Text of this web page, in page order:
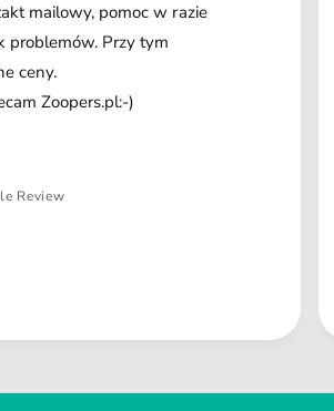
mailowy, pomoc w razie
problemów. Przy tym
ceny.
Zoopers.pl:-)
Review